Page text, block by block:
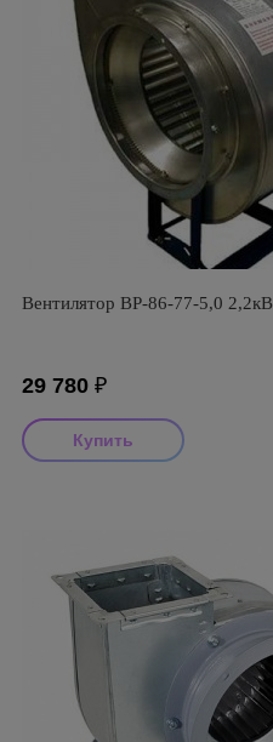
Вентилятор ВР-86-77-5,0
29 780 ₽